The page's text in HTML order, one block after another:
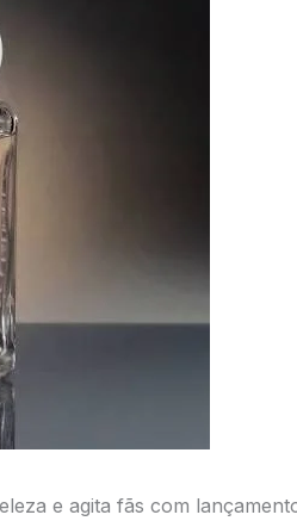
e agita fãs com